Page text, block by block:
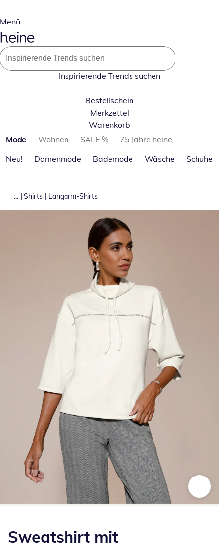
Menü
Inspirierende Trends suchen
Bestellschein
Merkzettel
Warenkorb
Produktkategorien überspringen
Mode Wohnen SALE %
75 Jahre heine
Neu!
Damenmode Bademode Wäsche Schuhe
... | Shirts | Langarm-Shirts
Sweatshirt mit